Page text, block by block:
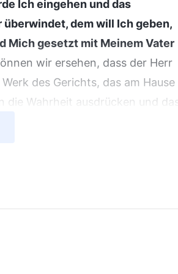
Ich eingehen und das
überwindet, dem will Ich geben,
Mich gesetzt mit Meinem Vater
wir ersehen, dass der Herr
des Gerichts, das am Hause
die Wahrheit ausdrücken und
und zu erretten und sie zu
wenn die großen